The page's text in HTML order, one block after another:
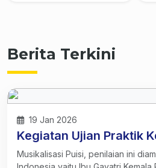
Berita Terkini
19 Jan 2026
Kegiatan Ujian Praktik
Musikalisasi Puisi, penilaian ini